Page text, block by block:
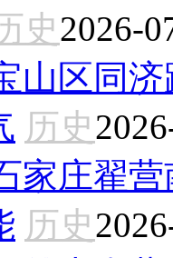
史2026-
山区同
历史
家庄翟
历史